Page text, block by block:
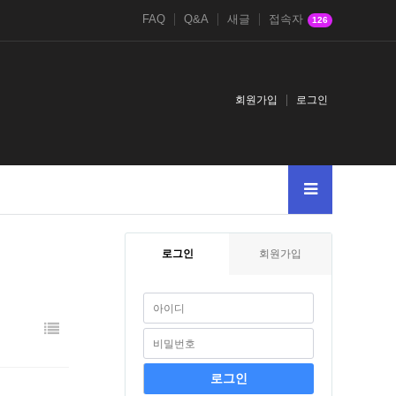
FAQ Q&A 새글 접속자 126
회원가입 로그인
로그인 회원가입